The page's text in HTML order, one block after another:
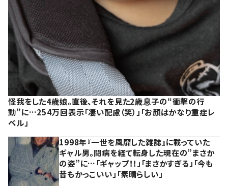
怪我をした4歳娘。直後、それを見た2歳息子の“衝撃の行
動”に…254万回表示「凄い配慮（笑）」「お顔はかなり重症レ
ベル」
1998年『一世を風靡した雑誌』に載っていた
ギャル男。闘病を経て転身した現在の”まさか
の姿”に…「ギャップ！！」「まさかすぎる」「今も
昔もかっこいい」「素晴らしい」